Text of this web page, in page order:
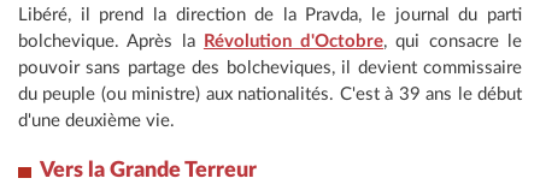
Libéré, il prend la direction de la Pravda, le journal du parti
bolchevique. Après la
Révolution d'Octobre, qui consacre le
pouvoir sans partage des bolcheviques, il devient commissaire
du peuple (ou ministre) aux nationalités. C'est à 39 ans le début
d'une deuxième vie.
Vers la Grande Terreur